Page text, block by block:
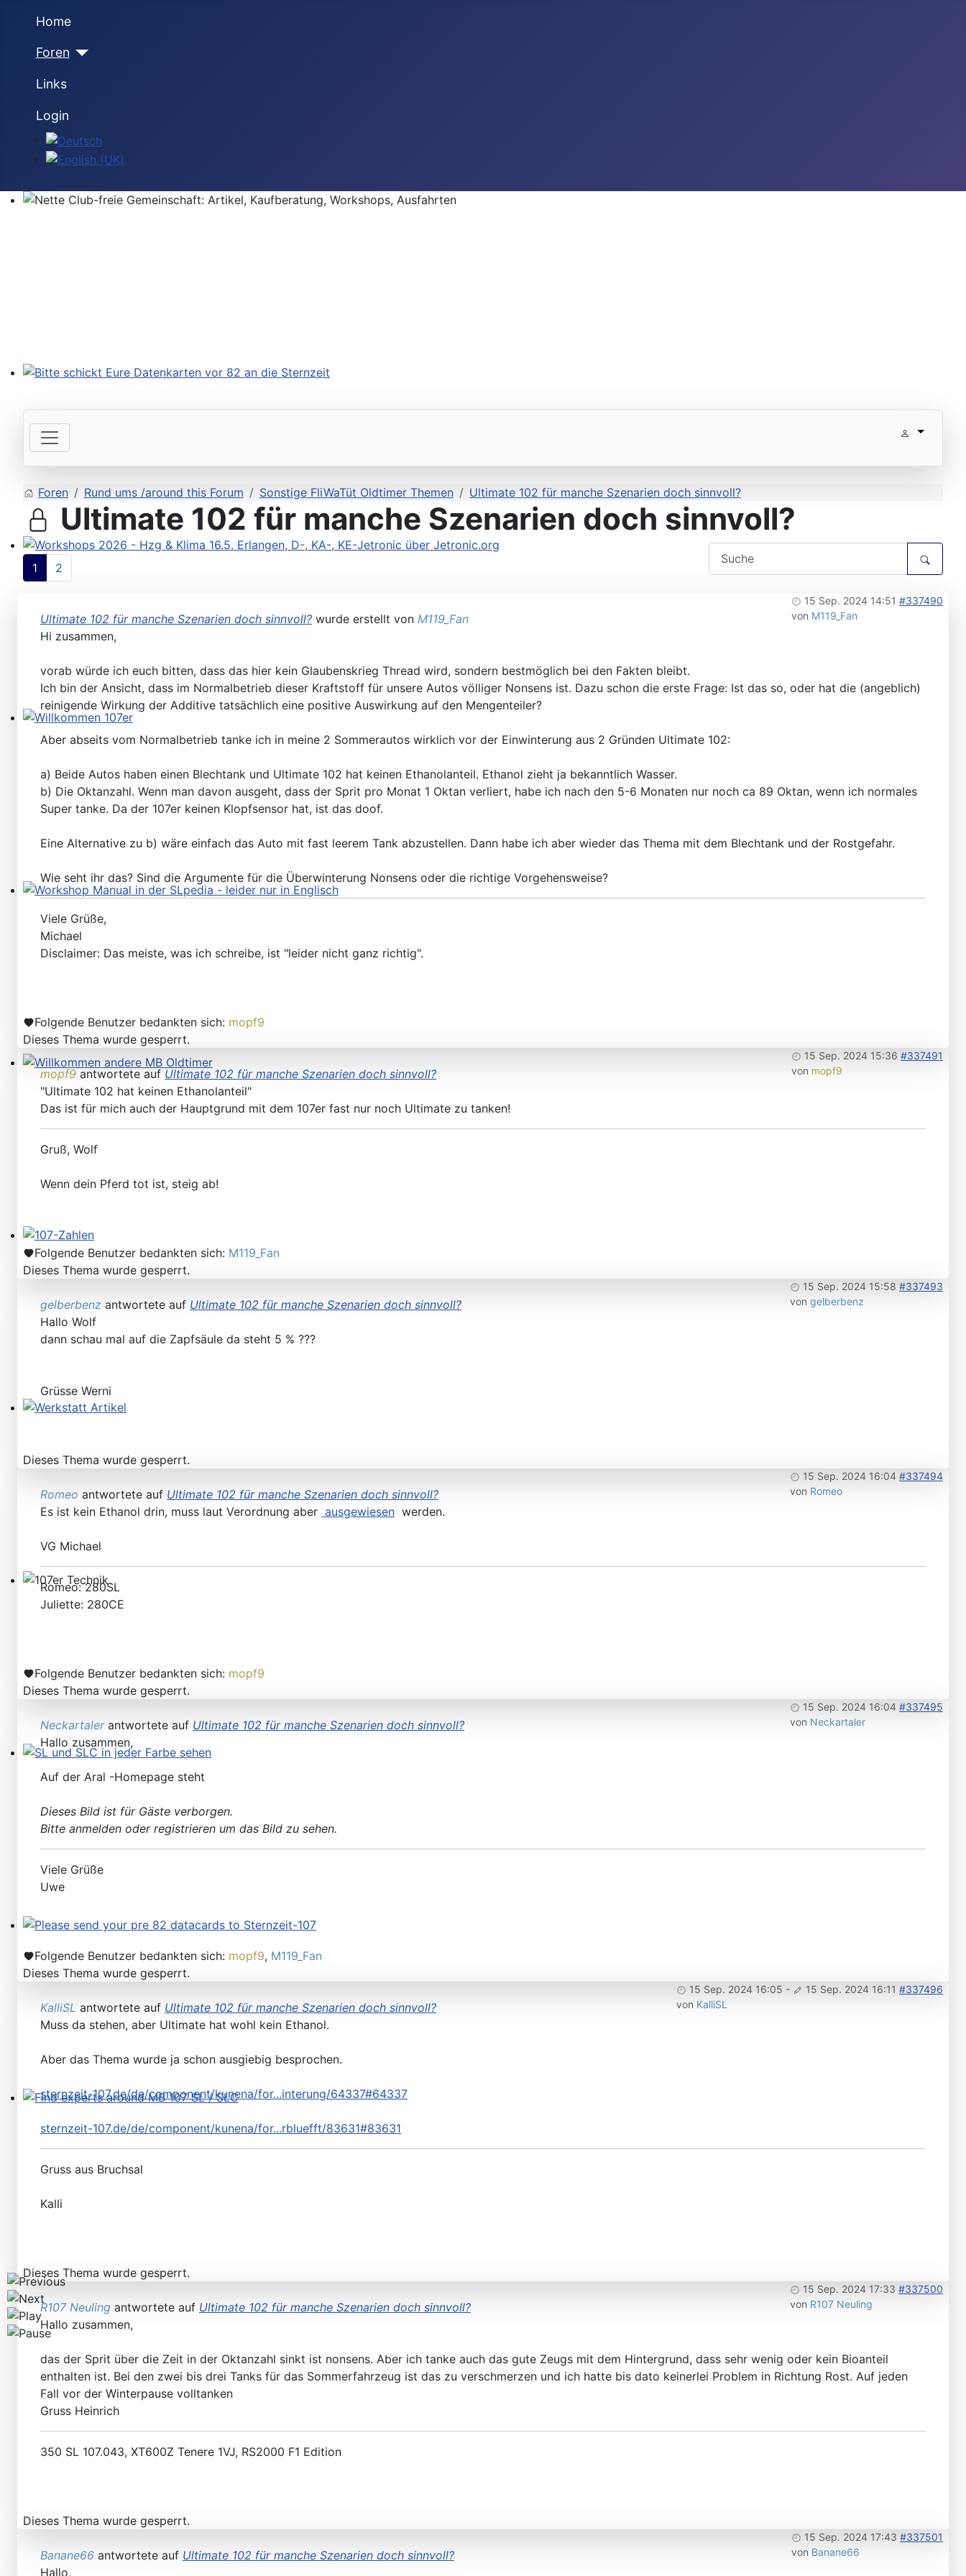
Home
Foren
Links
Login
Sprache auswählen
Workshops 2026 - Hzg & Klima 16.5. Erlangen, D-, KA-, KE-Jetronic über Jetronic.org
Willkommen 107er
Willkommen andere MB Oldtimer
107-Zahlen
107er Technik
SL und SLC in jeder Farbe sehen
Foren Rund ums /around this Forum Sonstige FliWaTüt Oldtimer Themen Ultimate 102 für manche Szenarien doch sinnvoll?
Ultimate 102 für manche Szenarien doch sinnvoll?
1 2
15 Sep. 2024 14:51 #337490
von M119_Fan
Ultimate 102 für manche Szenarien doch sinnvoll? wurde erstellt von M119_Fan
Hi zusammen,
vorab würde ich euch bitten, dass das hier kein Glaubenskrieg Thread wird, sondern bestmöglich bei den Fakten bleibt.
Ich bin der Ansicht, dass im Normalbetrieb dieser Kraftstoff für unsere Autos völliger Nonsens ist. Dazu schon die erste Frage: Ist das so, oder hat die (angeblich)
reinigende Wirkung der Additive tatsächlich eine positive Auswirkung auf den Mengenteiler?
Aber abseits vom Normalbetrieb tanke ich in meine 2 Sommerautos wirklich vor der Einwinterung aus 2 Gründen Ultimate 102:
a) Beide Autos haben einen Blechtank und Ultimate 102 hat keinen Ethanolanteil. Ethanol zieht ja bekanntlich Wasser.
b) Die Oktanzahl. Wenn man davon ausgeht, dass der Sprit pro Monat 1 Oktan verliert, habe ich nach den 5-6 Monaten nur noch ca 89 Oktan, wenn ich normales
Super tanke. Da der 107er keinen Klopfsensor hat, ist das doof.
Eine Alternative zu b) wäre einfach das Auto mit fast leerem Tank abzustellen. Dann habe ich aber wieder das Thema mit dem Blechtank und der Rostgefahr.
Wie seht ihr das? Sind die Argumente für die Überwinterung Nonsens oder die richtige Vorgehensweise?
Viele Grüße,
Michael
Disclaimer: Das meiste, was ich schreibe, ist "leider nicht ganz richtig".
Folgende Benutzer bedankten sich: mopf9
Dieses Thema wurde gesperrt.
15 Sep. 2024 15:36 #337491
von mopf9
mopf9 antwortete auf Ultimate 102 für manche Szenarien doch sinnvoll?
"Ultimate 102 hat keinen Ethanolanteil"
Das ist für mich auch der Hauptgrund mit dem 107er fast nur noch Ultimate zu tanken!
Gruß, Wolf
Wenn dein Pferd tot ist, steig ab!
Folgende Benutzer bedankten sich: M119_Fan
Dieses Thema wurde gesperrt.
15 Sep. 2024 15:58 #337493
von gelberbenz
gelberbenz antwortete auf Ultimate 102 für manche Szenarien doch sinnvoll?
Hallo Wolf
dann schau mal auf die Zapfsäule da steht 5 % ???
Grüsse Werni
Dieses Thema wurde gesperrt.
15 Sep. 2024 16:04 #337494
von Romeo
Romeo antwortete auf Ultimate 102 für manche Szenarien doch sinnvoll?
Es ist kein Ethanol drin, muss laut Verordnung aber ausgewiesen werden.
VG Michael
Romeo: 280SL
Juliette: 280CE
Folgende Benutzer bedankten sich: mopf9
Dieses Thema wurde gesperrt.
15 Sep. 2024 16:04 #337495
von Neckartaler
Neckartalerantwortete auf Ultimate 102 für manche Szenarien doch sinnvoll?
Hallo zusammen,
Auf der Aral -Homepage steht
Dieses Bild ist für Gäste verborgen.
Bitte anmelden oder registrieren um das Bild zu sehen.
Viele Grüße
Uwe
Folgende Benutzer bedankten sich: mopf9, M119_Fan
Dieses Thema wurde gesperrt.
15 Sep. 2024 16:05 - 15 Sep. 2024 16:11 #337496
von KalliSL
KalliSL antwortete auf Ultimate 102 für manche Szenarien doch sinnvoll?
Muss da stehen, aber Ultimate hat wohl kein Ethanol.
Aber das Thema wurde ja schon ausgiebig besprochen.
sternzeit-107.de/de/component/kunena/for...interung/64337#64337
sternzeit-107.de/de/component/kunena/for...rbluefft/83631#83631
Gruss aus Bruchsal
Kalli
Dieses Thema wurde gesperrt.
15 Sep. 2024 17:33 #337500
von R107 Neuling
R107 Neuling antwortete auf Ultimate 102 für manche Szenarien doch sinnvoll?
Hallo zusammen,
das der Sprit über die Zeit in der Oktanzahl sinkt ist nonsens. Aber ich tanke auch das gute Zeugs mit dem Hintergrund, dass sehr wenig oder kein Bioanteil
enthalten ist. Bei den zwei bis drei Tanks für das Sommerfahrzeug ist das zu verschmerzen und ich hatte bis dato keinerlei Problem in Richtung Rost. Auf jeden
Fall vor der Winterpause volltanken
Gruss Heinrich
350 SL 107.043, XT600Z Tenere 1VJ, RS2000 F1 Edition
Dieses Thema wurde gesperrt.
15 Sep. 2024 17:43 #337501
von Banane66
Banane66 antwortete auf Ultimate 102 für manche Szenarien doch sinnvoll?
Hallo,